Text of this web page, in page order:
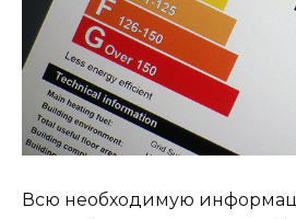
Всю необходимую